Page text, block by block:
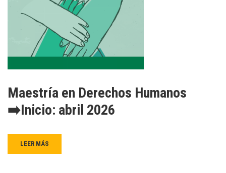
Maestría en Derechos Humanos
➡️Inicio: abril 2026
LEER MÁS